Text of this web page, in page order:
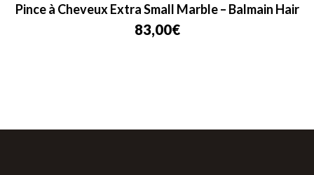
Pince à Cheveux Extra Small Marble – Balmain Hair
83,00€